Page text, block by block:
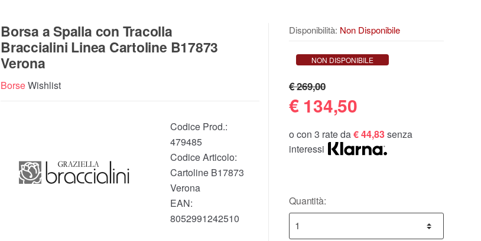
Borsa a Spalla con Tracolla
Braccialini Linea Cartoline B17873
Verona
BorseWishlist
Codice Prod.:
479485
Codice Articolo:
Cartoline B17873
Verona
EAN:
8052991242510
Disponibilità: Non Disponibile
NON DISPONIBILE
€ 269,00
€ 134,50
o con 3 rate da€ 44,83senza
interessi
Quantità: